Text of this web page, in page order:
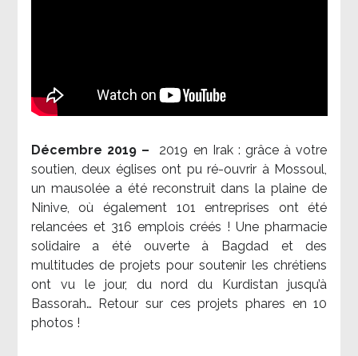
Décembre 2019 – 2019 en Irak : grâce à votre
soutien, deux églises ont pu ré-ouvrir à Mossoul,
un mausolée a été reconstruit dans la plaine de
Ninive, où également 101 entreprises ont été
relancées et 316 emplois créés ! Une pharmacie
solidaire a été ouverte à Bagdad et des
multitudes de projets pour soutenir les chrétiens
ont vu le jour, du nord du Kurdistan jusqu’à
Bassorah… Retour sur ces projets phares en 10
photos !